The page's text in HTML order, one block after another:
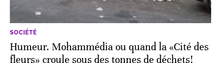
SOCIÉTÉ
Humeur. Mohammédia ou quand la «Cité des
fleurs» croule sous des tonnes de déchets!